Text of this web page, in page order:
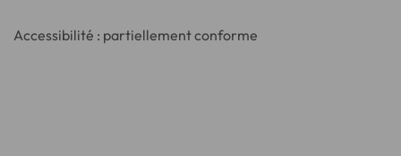
Accessibilité : partiellement conforme